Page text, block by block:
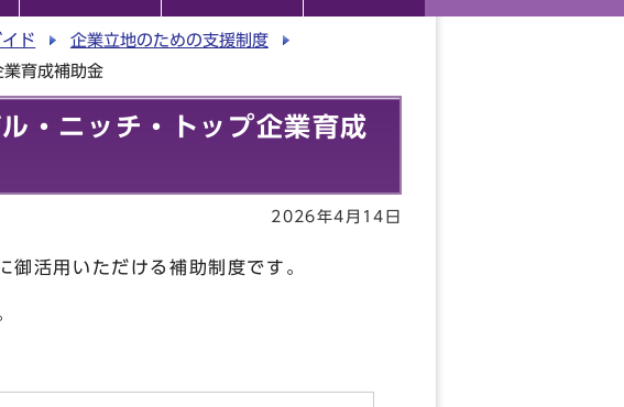
ド
企業立地のための支援制度
育成補助金
・ニッチ・トップ企業育成
2026年4月14日
活用いただける補助制度です。